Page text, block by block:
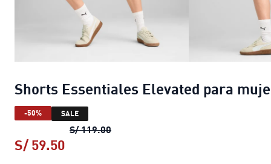
Shorts Essentiales Elevated para
-50% SALE
S/ 119.00Shorts Essentiales Elevated para
S/ 59.50